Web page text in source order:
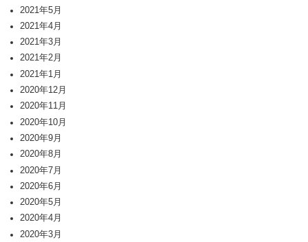
2021年5月
2021年4月
2021年3月
2021年2月
2021年1月
2020年12月
2020年11月
2020年10月
2020年9月
2020年8月
2020年7月
2020年6月
2020年5月
2020年4月
2020年3月